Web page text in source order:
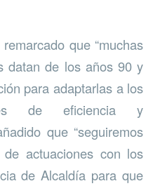
que “muchas
datan de los años 90 y
para adaptarlas a los
de eficiencia y
que “seguiremos
actuaciones con los
de Alcaldía para que